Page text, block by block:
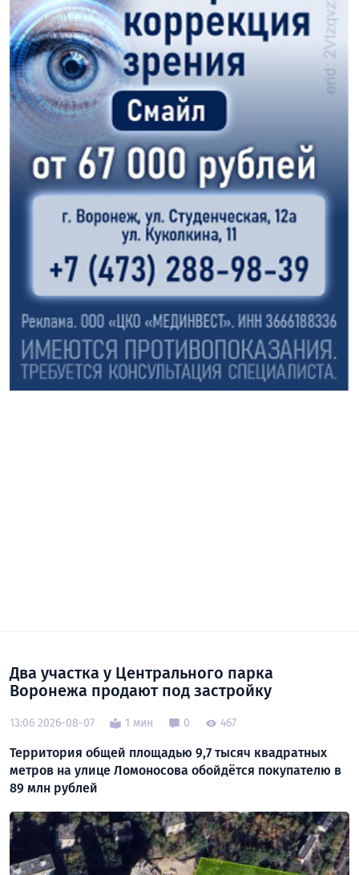
Два участка у Центрального парка
Воронежа продают под застройку
13:06 2026-08-07 1 мин 0 467
Территория общей площадью 9,7 тысяч квадратных
метров на улице Ломоносова обойдётся покупателю в
89 млн рублей